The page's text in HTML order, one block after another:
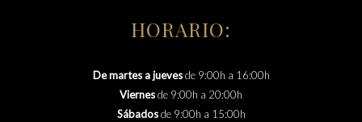
HORARIO:
De martes a juevesde 9:00h a 16:00h
Viernesde 9:00h a 20:00h
Sábadosde 9:00h a 15:00h